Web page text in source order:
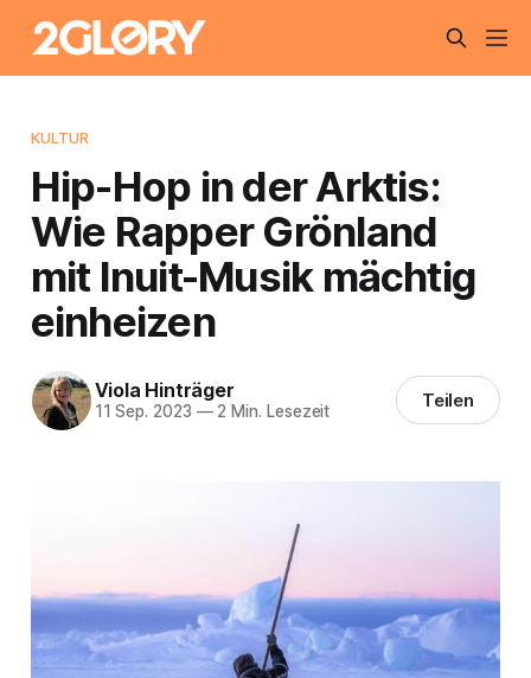
KULTUR
Hip-Hop in der Arktis:
Wie Rapper Grönland
mit Inuit-Musik mächtig
einheizen
Viola Hinträger
11 Sep. 2023 —2 Min. Lesezeit Teilen